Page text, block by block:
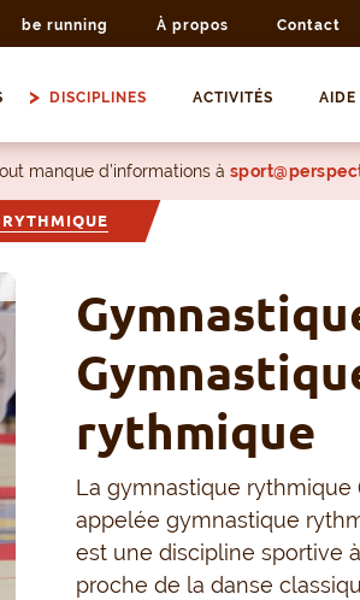
be running À propos Contact
DISCIPLINES ACTIVITÉS AIDE
manque d’informations à
rythmique
La gymnastique rythmique
appelée gymnastique
est une discipline sportive
proche de la danse